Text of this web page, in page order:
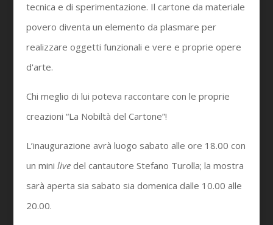
tecnica e di sperimentazione. Il cartone da materiale
povero diventa un elemento da plasmare per
realizzare oggetti funzionali e vere e proprie opere
d'arte.
Chi meglio di lui poteva raccontare con le proprie
creazioni “La Nobiltà del Cartone”!
L’inaugurazione avrà luogo sabato alle ore 18.00 con
un mini livedel cantautore Stefano Turolla; la mostra
sarà aperta sia sabato sia domenica dalle 10.00 alle
20.00.